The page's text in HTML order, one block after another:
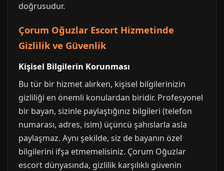
doğrusudur.
Çorum Oğuzlar Escort Hizmetinde
Gizlilik ve Güvenlik
Kişisel Bilgilerin Korunması
Bu tür bir hizmet alırken, kişisel bilgilerinizin
gizliliği en önemli konulardan biridir. Profesyonel
bir bayan, sizinle paylaştığınız bilgileri (telefon
numarası, adres, isim) üçüncü şahıslarla asla
paylaşmaz. Aynı şekilde, siz de bayanın özel
bilgilerini ifşa etmemelisiniz. Çorum Oğuzlar
escort dünyasında, gizlilik karşılıklı güvenin